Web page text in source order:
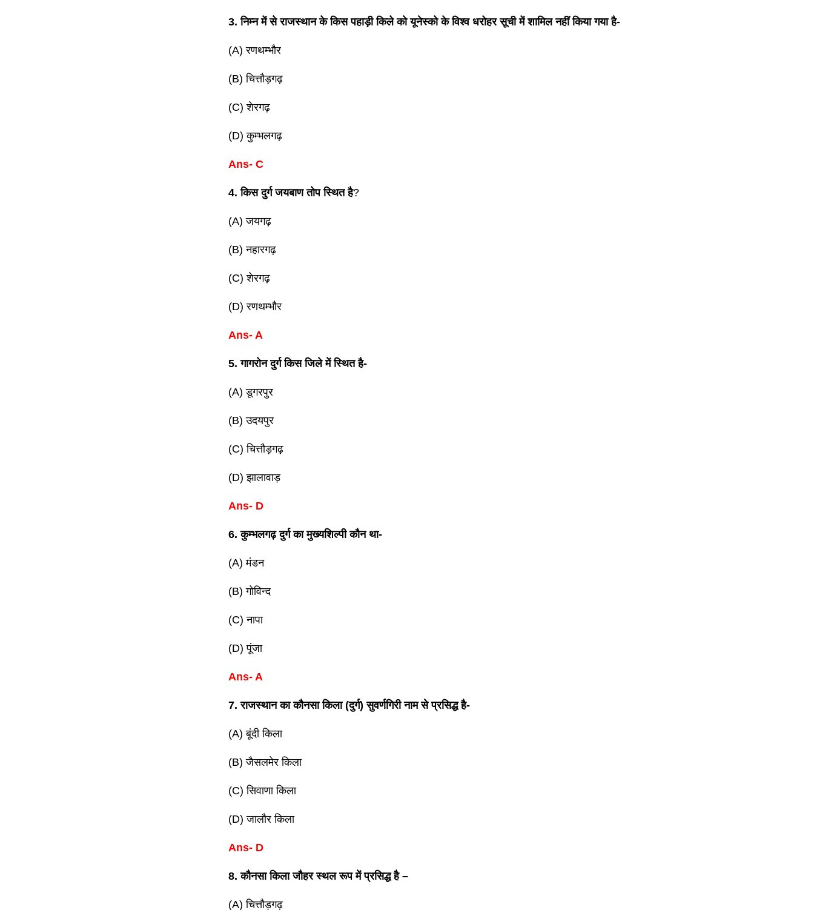
3. निम्न में से राजस्थान के किस पहाड़ी किले को यूनेस्को के विश्व धरोहर सूची में शामिल नहीं किया गया है-
(A) रणथम्भौर
(B) चित्तौड़गढ़
(C) शेरगढ़
(D) कुम्भलगढ़
Ans- C
4. किस दुर्ग जयबाण तोप स्थित है?
(A) जयगढ़
(B) नहारगढ़
(C) शेरगढ़
(D) रणथम्भौर
Ans- A
5. गागरोन दुर्ग किस जिले में स्थित है-
(A) डूगरपुर
(B) उदयपुर
(C) चित्तौड़गढ़
(D) झालावाड़
Ans- D
6. कुम्भलगढ़ दुर्ग का मुख्यशिल्पी कौन था-
(A) मंडन
(B) गोविन्द
(C) नापा
(D) पूंजा
Ans- A
7. राजस्थान का कौनसा किला (दुर्ग) सुवर्णगिरी नाम से प्रसिद्ध है-
(A) बूंदी किला
(B) जैसलमेर किला
(C) सिवाणा किला
(D) जालौर किला
Ans- D
8. कौनसा किला जौहर स्थल रूप में प्रसिद्ध है –
(A) चित्तौड़गढ़